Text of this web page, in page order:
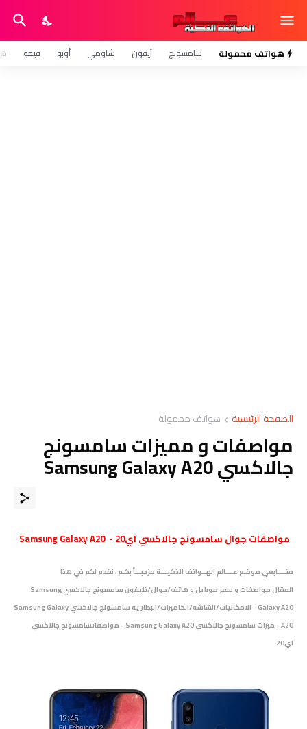
هواتف محمولة سامسونج آيفون شاومي أوبو فيفو
الصفحة الرئيسية هواتف محمولة
مواصفات و مميزات سامسونج
جالاكسي Samsung Galaxy A20
مواصفات جوال سامسونج جالاكسي اي20 - Samsung Galaxy A20
متــــابعي موقـع عــــالم الهــواتف الذكيـــة مرْحبـــاً بكـم ،نقدم لكم في هذا
المقال
مواصفات و سعر موبايل و هاتف/جوال/تليفون سامسونج جالاكسي Samsung
Galaxy A20 - الامكانيات/الشاشه/الكاميرات/البطاريه سامسونج جالاكسي Samsung Galaxy
A20 - ميزات سامسونج جالاكسي Samsung Galaxy A20 -
مواصفاتسامسونج جالاكسي
اي20.